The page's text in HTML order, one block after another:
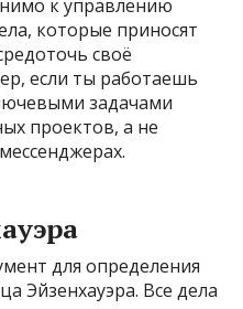
к управлению
которые приносят
своё
если ты работаешь
задачами
проектов, а не
для определения
Эйзенхауэра. Все дела